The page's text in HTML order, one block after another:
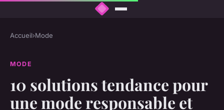
Accueil›Mode
MODE
10 solutions tendance pour
une mode responsable et